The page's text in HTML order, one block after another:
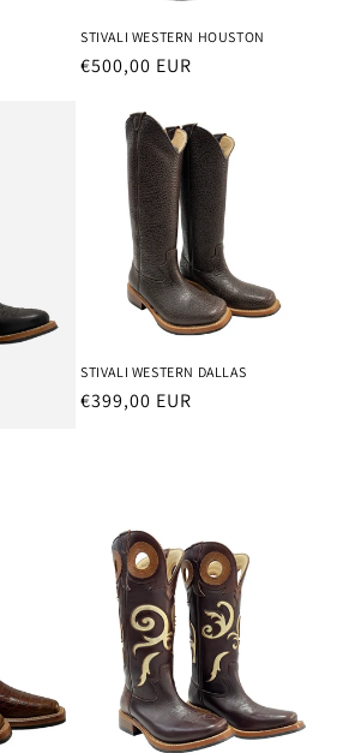
STIVALI WESTERN HOUSTON
Prezzo
listino
€500,00 EUR
STIVALI WESTERN DALLAS
Prezzo
€399,00 EUR